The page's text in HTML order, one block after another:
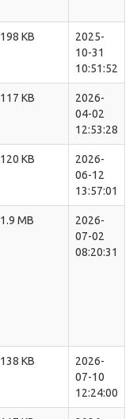
198 KB
2025-
10-31
10:51:52
117 KB
2026-
04-02
12:53:28
120 KB
2026-
06-12
13:57:01
1.9 MB
2026-
07-02
08:20:31
138 KB
2026-
07-10
12:24:00